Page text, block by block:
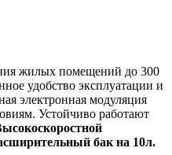
жилых помещений до 300
удобство эксплуатации и
электронная модуляция
Устойчиво работают
бак на 10л.